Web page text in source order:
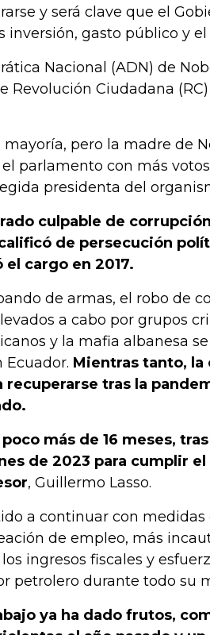
y será clave que el
inversión, gasto público y
Nacional (ADN) de
Ciudadana (RC)
pero la madre de
parlamento con más
presidenta del
culpable de
de persecución
cargo en 2017.
de armas, el robo de
a cabo por grupos
y la mafia albanesa
Ecuador. Mientras tanto, la
tras la
más de 16 meses,
de 2023 para cumplir el
, Guillermo Lasso.
a continuar con medidas
de empleo, más
ingresos fiscales y
petrolero durante todo su
ya ha dado frutos,